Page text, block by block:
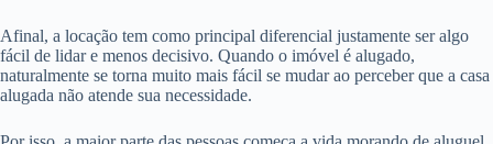
Afinal, a locação tem como principal diferencial justamente ser algo
fácil de lidar e menos decisivo. Quando o imóvel é alugado,
naturalmente se torna muito mais fácil se mudar ao perceber que a casa
alugada não atende sua necessidade.